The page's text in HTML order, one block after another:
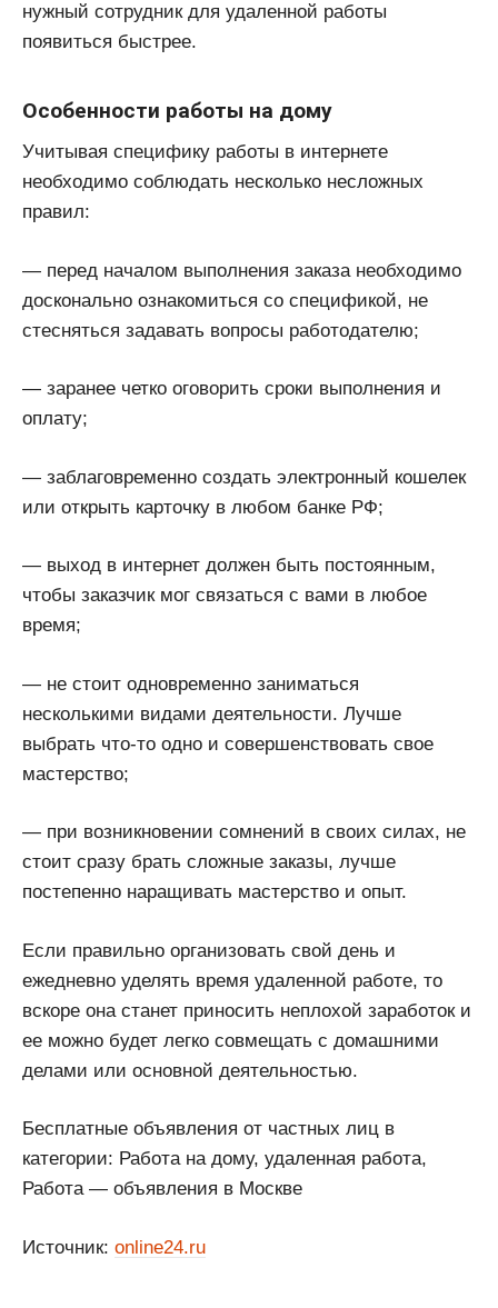
нужный сотрудник для удаленной работы
появиться быстрее.
Особенности работы на дому
Учитывая специфику работы в интернете
необходимо соблюдать несколько несложных
правил:
— перед началом выполнения заказа необходимо
досконально ознакомиться со спецификой, не
стесняться задавать вопросы работодателю;
— заранее четко оговорить сроки выполнения и
оплату;
— заблаговременно создать электронный кошелек
или открыть карточку в любом банке РФ;
— выход в интернет должен быть постоянным,
чтобы заказчик мог связаться с вами в любое
время;
— не стоит одновременно заниматься
несколькими видами деятельности. Лучше
выбрать что-то одно и совершенствовать свое
мастерство;
— при возникновении сомнений в своих силах, не
стоит сразу брать сложные заказы, лучше
постепенно наращивать мастерство и опыт.
Если правильно организовать свой день и
ежедневно уделять время удаленной работе, то
вскоре она станет приносить неплохой заработок и
ее можно будет легко совмещать с домашними
делами или основной деятельностью.
Бесплатные объявления от частных лиц в
категории: Работа на дому, удаленная работа,
Работа — объявления в Москве
Источник: online24.ru